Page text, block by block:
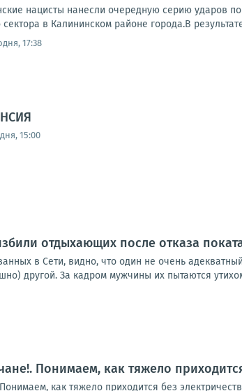
нацисты нанесли очередную серию ударов
в Калининском районе города.В
17:38
15:00
отдыхающих после отказа
в Сети, видно, что один не очень
другой. За кадром мужчины их пытаются
Понимаем, как тяжело
как тяжело приходится без